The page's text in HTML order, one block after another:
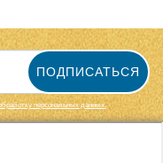
ПОДПИСАТЬСЯ
персональных данных.